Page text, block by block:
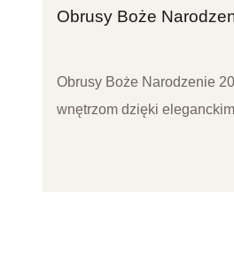
Obrusy Boże
Obrusy Boże Narodzenie
wnętrzom dzięki